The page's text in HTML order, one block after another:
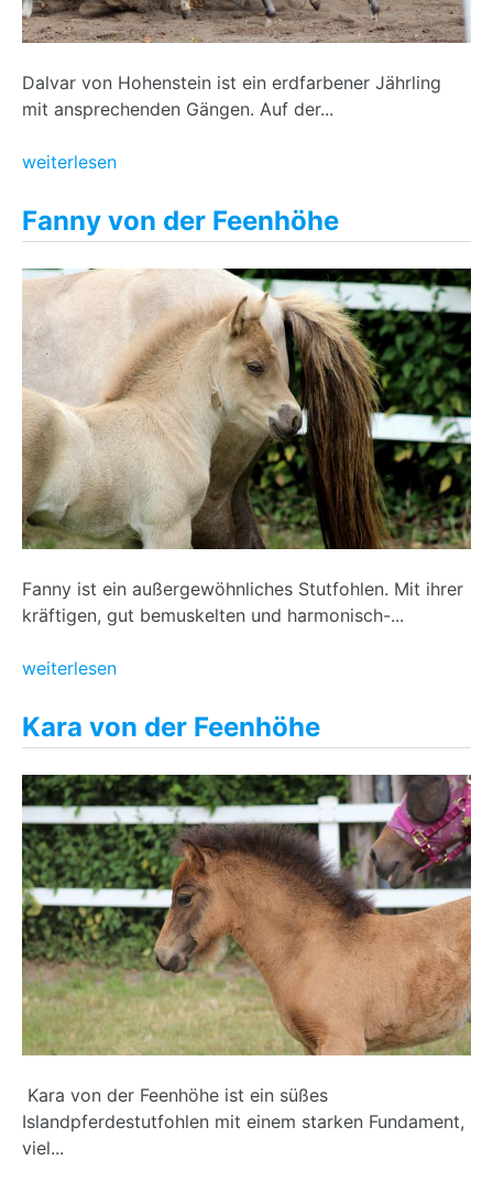
Dalvar von Hohenstein ist ein erdfarbener Jährling
mit ansprechenden Gängen. Auf der...
weiterlesen
Fanny von der Feenhöhe
Fanny ist ein außergewöhnliches Stutfohlen. Mit ihrer
kräftigen, gut bemuskelten und harmonisch-...
weiterlesen
Kara von der Feenhöhe
Kara von der Feenhöhe ist ein süßes
Islandpferdestutfohlen mit einem starken Fundament,
viel...